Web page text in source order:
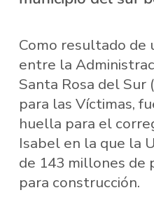
Como resultado de
entre la
Santa Rosa del Sur
para las Víctimas,
huella para el
Isabel en la que la
de 143 millones de
para construcción.